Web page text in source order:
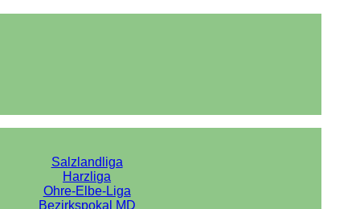
Salzlandliga
Harzliga
Ohre-Elbe-Liga
Bezirkspokal MD